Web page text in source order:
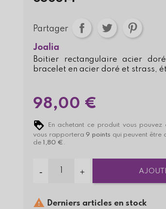
Partager
Joalia
Boitier rectangulaire acier
bracelet en acier doré et strass,
98,00 €
En achetant ce produit vous pouvez
vous rapportera 9 points qui peuvent être
de 1,80 € .
 Derniers articles en stock